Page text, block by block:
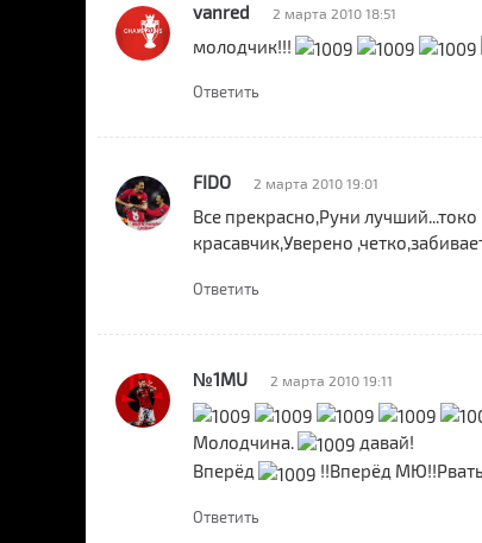
vanred 2 марта 2010 18:51
молодчик!!!
Ответить
FIDO 2 марта 2010 19:01
Все прекрасно,Руни
красавчик,Уверено
Ответить
№1MU 2 марта 2010 19:11
Молодчина.
давай!
Вперёд
!!Вперёд
Ответить